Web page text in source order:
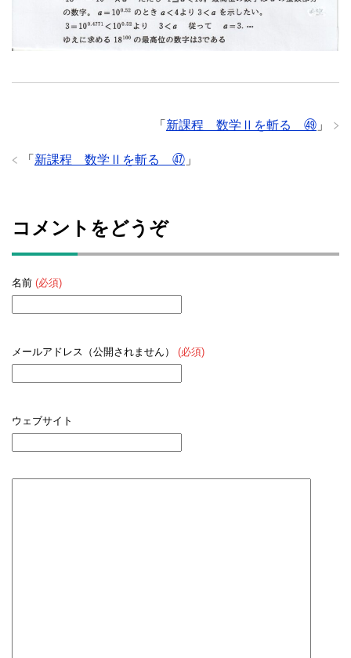
「 新課程 数学Ⅱを斬る ㊾ 」
「 新課程 数学Ⅱを斬る ㊼ 」
コメントをどうぞ
名前 (必須)
メールアドレス（公開されません） (必須)
ウェブサイト